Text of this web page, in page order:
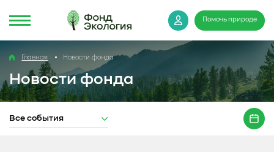
Помочь природе
Главная Новости фонда
Новости фонда
Все события